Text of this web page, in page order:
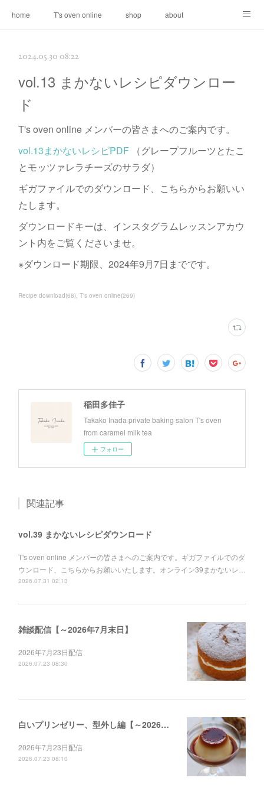
home T's oven online shop about
2024.05.30 08:22
vol.13 まかないレシピダウンロー
ド
T's oven online メンバーの皆さまへのご案内です。
vol.13まかないレシピPDF（グレープフルーツとたこ
とモッツァレラチーズのサラダ）
ギガファイルでのダウンロード、こちらからお願いい
たします。
ダウンロードキーは、インスタグラムレッスンアカウ
ント内をご覧くださいませ。
※ダウンロード期限、2024年9月7日までです。
Recipe download(68) T's oven online(269)
稲田多佳子
Takako Inada private baking salon T's oven
from caramel milk tea
フォロー
関連記事
vol.39 まかないレシピダウンロード
T's oven online メンバーの皆さまへのご案内です。ギガファイルでのダ
ウンロード、こちらからお願いいたします。オンライン39まかないレ…
2026.07.31 02:13
雑談配信【～2026年7月末日】
2026年7月23日配信
2026.07.23 08:30
白いプリンゼリー、型外し編【～2026年12月末日】
2026年7月23日配信
2026.07.23 08:10